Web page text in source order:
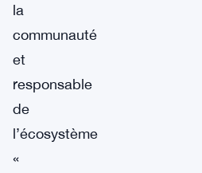
la
communauté
et
responsable
de
l’écosystème
«